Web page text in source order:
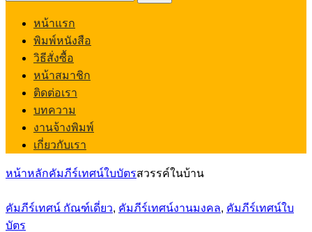
หน้าแรก
พิมพ์หนังสือ
วิธีสั่งซื้อ
หน้าสมาชิก
ติดต่อเรา
บทความ
งานจ้างพิมพ์
เกี่ยวกับเรา
หน้าหลักคัมภีร์เทศน์ใบบัตรสวรรค์ในบ้าน
คัมภีร์เทศน์ กัณฑ์เดี่ยว, คัมภีร์เทศน์งานมงคล, คัมภีร์เทศน์ใบ
บัตร